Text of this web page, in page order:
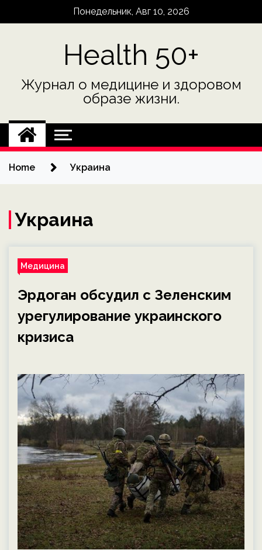
Понедельник, Авг 10, 2026
Health 50+
Журнал о медицине и здоровом
образе жизни.
Home Украина
Украина
Медицина
Эрдоган обсудил с Зеленским
урегулирование украинского
кризиса